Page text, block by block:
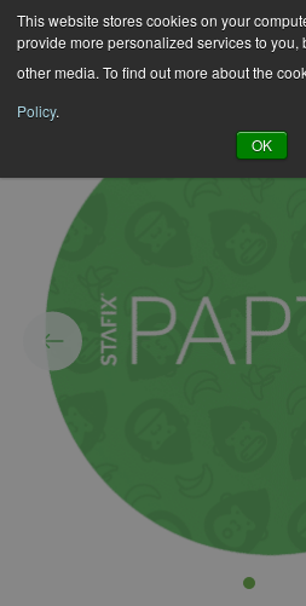
This website stores cookies on your
provide more personalized services to
other media. To find out more about the
Policy.
OK
Hyppää
sisältöön